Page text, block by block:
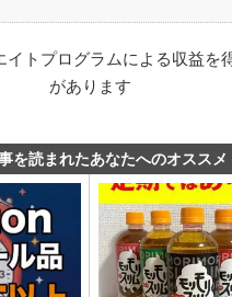
イトプログラムによる収益を
があります
を読まれたあなたへのオススメ